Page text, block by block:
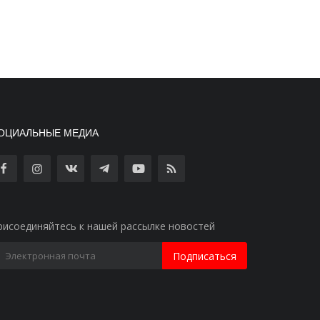
МЕДИА
к нашей рассылке новостей
Подписаться